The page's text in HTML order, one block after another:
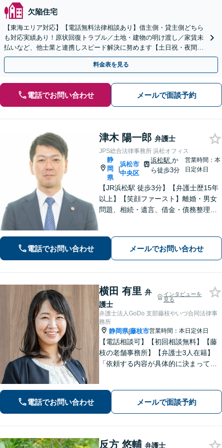
欠陥住宅
【東海エリア対応】【電話無料法律相談あり】借主側・貸主側どちら
も対応実績あり！原状回復トラブル／土地・建物の明け渡し／家賃未
払いなど、他士業と連携しスピード解決に努めます【土日祝・夜間対
応】【オンライン面談可】【完全個室】
料金表を見る
電話でお問い合わせ メールで面談予約
津木 陽一郎 弁護士
JPS総合法律事務所 浜松オフィス
静
岡
県
|
浜松市
中央区
浜松駅 か
ら徒歩3分
営業時間：本
日定休日
【JR浜松駅 徒歩3分】【弁護士歴15年
以上】【笑顔ファースト】離婚・男女
問題、相続・遺言、借金・債務整理な
顔で前を向いていただけるように全力
でサポートいたします。【初回面談無
電話でお問い合わせ メールでお問い合わせ
横田 有里 弁
護士
インタビューを
見る
弁護士法人GoDo 支部藤枝やいづ合同法律事
務所
静岡県|藤枝市営業時間：本日定休日
【電話相談可】【初回相談無料】【藤
枝の老舗事務所】【弁護士3人在籍】
「依頼する内容が具体的に決まってい
い。相続遺言、離婚問題、交通事故、
借金問題、債権回収など【夜間休日応
電話でお問い合わせ メールで面談予約
反方 悠輔 弁護士